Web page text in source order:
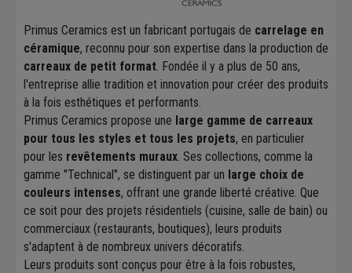
Primus Ceramics est un fabricant portugais de carrelage en
céramique, reconnu pour son expertise dans la production de
carreaux de petit format. Fondée il y a plus de 50 ans,
l'entreprise allie tradition et innovation pour créer des produits
à la fois esthétiques et performants.
Primus Ceramics propose une large gamme de carreaux
pour tous les styles et tous les projets, en particulier
pour les revêtements muraux. Ses collections, comme la
gamme "Technical", se distinguent par un large choix de
couleurs intenses, offrant une grande liberté créative. Que
ce soit pour des projets résidentiels (cuisine, salle de bain) ou
commerciaux (restaurants, boutiques), leurs produits
s'adaptent à de nombreux univers décoratifs.
Leurs produits sont conçus pour être à la fois robustes,